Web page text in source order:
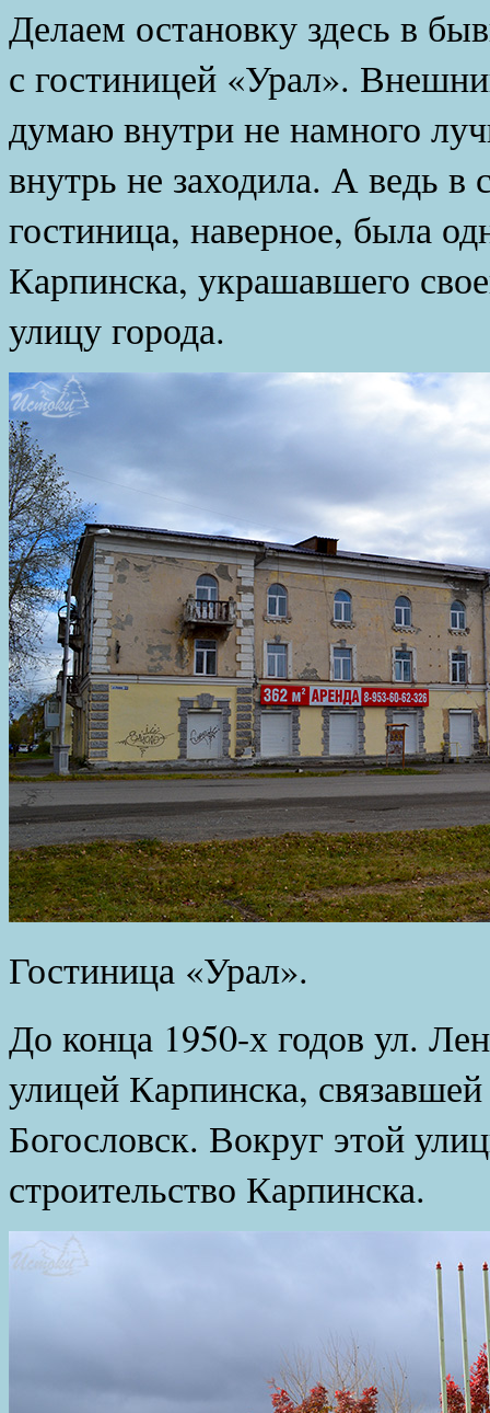
Делаем остановку здесь в
с гостиницей «Урал».
думаю внутри не намного
внутрь не заходила. А ведь в
гостиница, наверное, была
Карпинска, украшавшего
улицу города.
Гостиница «Урал».
До конца 1950-х годов ул.
улицей Карпинска,
Богословск. Вокруг этой
строительство Карпинска.